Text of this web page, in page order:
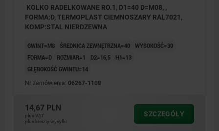
KOLKO RADELKOWANE RO.1, D1=40 D=M08, ,
FORMA:D, TERMOPLAST CIEMNOSZARY RAL7021,
KOMP:STAL NIERDZEWNA
GWINT=M8 ŚREDNICA ZEWNĘTRZNA=40 WYSOKOŚĆ=30
FORMA=D
ROZMIAR=1 D2=16,5
H1=13
GŁĘBOKOŚĆ GWINTU=14
Nr zamówienia: 06267-1108
14,67 PLN
plus VAT
plus koszty wysyłki
SZCZEGÓŁY